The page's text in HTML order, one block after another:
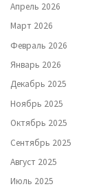
Апрель 2026
Март 2026
Февраль 2026
Январь 2026
Декабрь 2025
Ноябрь 2025
Октябрь 2025
Сентябрь 2025
Август 2025
Июль 2025